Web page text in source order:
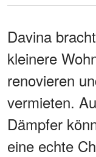
Davina
kleinere
renovieren
vermieten.
Dämpfer
eine echte